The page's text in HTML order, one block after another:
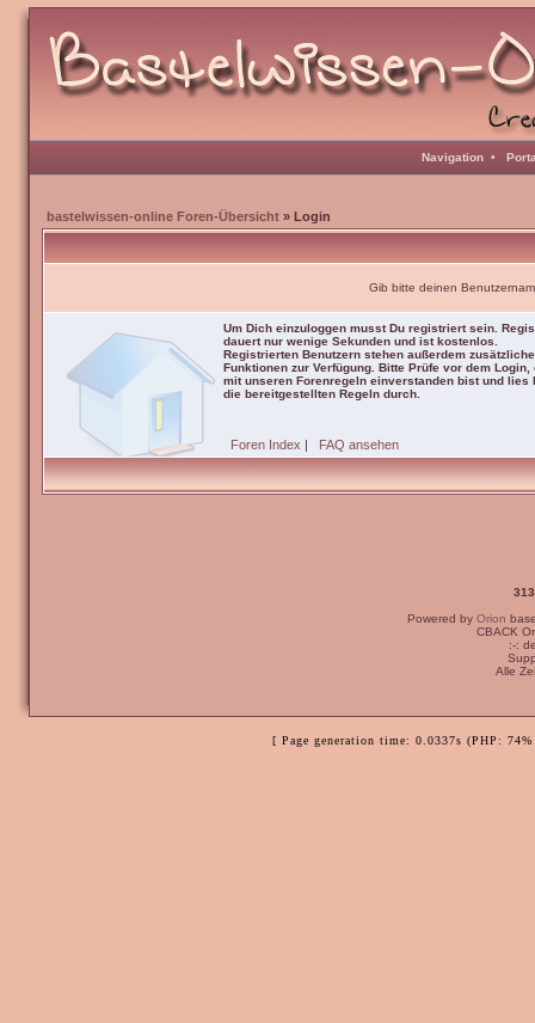
Navigation •
bastelwissen-online Foren-Übersicht » Login
Gib bitte deinen
Um Dich einzuloggen musst Du registriert sein.
dauert nur wenige Sekunden und ist kostenlos.
Registrierten Benutzern stehen außerdem zusätzliche
Funktionen zur Verfügung. Bitte Prüfe vor dem Login,
mit unseren Forenregeln einverstanden bist und lies
die bereitgestellten Regeln durch.
Foren Index | FAQ ansehen
Powered by Orion
CBACK
:-:
Alle
[ Page generation time: 0.0337s (PHP: